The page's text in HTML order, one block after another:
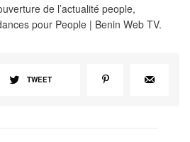
de l’actualité people,
pour People | Benin Web TV.
TWEET